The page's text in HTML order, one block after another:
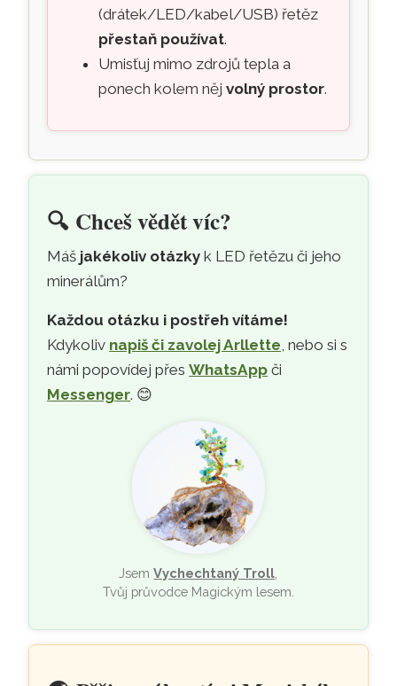
(drátek/LED/kabel/USB) řetěz
přestaň používat.
Umisťuj mimo zdrojů tepla a
ponech kolem nějvolný prostor.
🔍 Chceš vědět víc?
Máš jakékoliv otázky k LED řetězu či jeho
minerálům?
Každou otázku i postřeh vítáme!
Kdykoliv napiš či zavolej Arllette, nebo si s
námi popovídej přesWhatsApp či
Messenger. 😊
JsemVychechtaný Troll
Tvůj průvodce Magickým lesem.